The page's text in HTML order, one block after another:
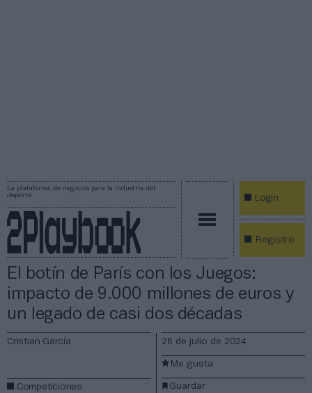
La plataforma de negocios para la industria del
deporte
Login
Registro
El botín de París con los Juegos:
impacto de 9.000 millones de euros y
un legado de casi dos décadas
Cristian García
Competiciones
26 de julio de 2024
Guardar
Me gusta